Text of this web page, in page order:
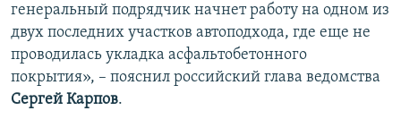
УКРАИНСКАЯ ПРОБЛЕМА КРЫМА
Все сайты RFE/RL
генеральный подрядчик начнет работу на одном из
двух последних участков автоподхода, где еще не
проводилась укладка асфальтобетонного
покрытия», – пояснил российский глава ведомства
Сергей Карпов.